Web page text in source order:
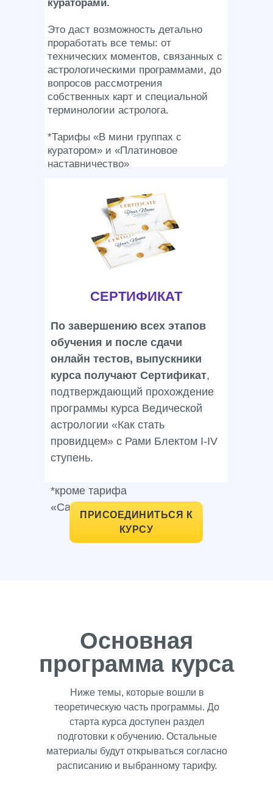
кураторами.
Это даст возможность детально
проработать все темы: от
технических моментов, связанных с
астрологическими программами, до
вопросов рассмотрения
собственных карт и специальной
терминологии астролога.
*Тарифы «В мини группах с
куратором» и «Платиновое
наставничество»
СЕРТИФИКАТ
По завершению всех этапов
обучения и после сдачи
онлайн тестов, выпускники
курса получают Сертификат,
подтверждающий прохождение
программы курса Ведической
астрологии «Как стать
провидцем» с Рами Блектом I-IV
ступень.
*кроме тарифа
«Самостоятельный»
ПРИСОЕДИНИТЬСЯ К
КУРСУ
Основная
программа курса
Ниже темы, которые вошли в
теоретическую часть программы. До
старта курса доступен раздел
подготовки к обучению. Остальные
материалы будут открываться согласно
расписанию и выбранному тарифу.